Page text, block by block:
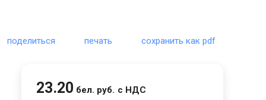
поделиться печать сохранить как pdf
23.20 бел. руб. с НДС